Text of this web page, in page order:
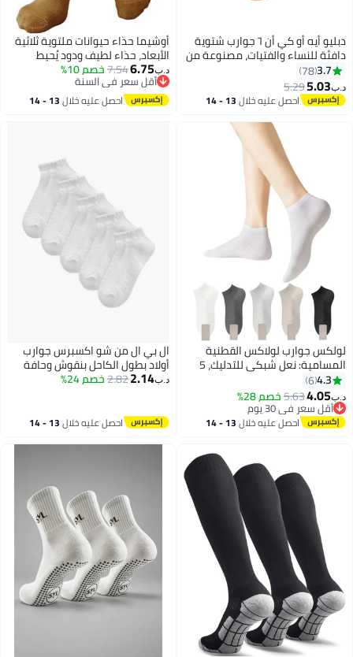
دبليو أيه أو كي أن ٦ جوارب شتوية
للنساء والفتيات، مصنوعة من
الكشمير السميك، أحذية
جوارب ثلجية مريحة، قابلة
ومصممة لتوفير الثبات،
والمشي واللياقة البدنية
3.7
78
5.03
5.29
احصل عليه خلال 13 - 14
أوشيما حذاء حيوانات ملتوية ثلاثية
الأبعاد، حذاء لطيف ودود يُحيط
بالجسم، حذاء حراري ناعم وممتع،
حذاء يدوية من القماش المنسوج
للحيوانات، حذاء طويل دافئ وناعم
ومرح، حذاء شتوي دافئ ودود يُحيط
6.75
7.54خصم 10%
أقل سعر في السنة
أقل سعر في السنة
احصل عليه خلال 13 - 14
جوارب لولاكس القطنية
المسامية: نعل شبكي للتدليك، 5
مثالية للنساء4.3
6
4.05
5.63خصم 28%
أقل سعر في 30 يوم
أقل سعر في 30 يوماحصل عليه خلال 13 - 14
ال بي ال من شو اكسبرس جوارب
أولاد بطول الكاحل بنقوش وحافة
مكشكشة وربطة - طقم من قطع
2.14
2.82خصم 24%
احصل عليه خلال 13 - 14